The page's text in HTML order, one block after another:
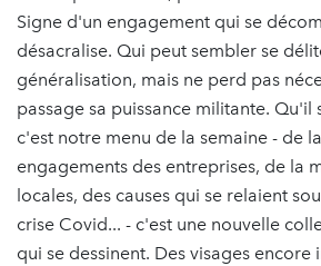
Signe d'un engagement qui se
désacralise. Qui peut sembler se
généralisation, mais ne perd pas
passage sa puissance militante. Qu'il
c'est notre menu de la semaine - de
engagements des entreprises, de la
locales, des causes qui se relaient
crise Covid... - c'est une nouvelle
qui se dessinent. Des visages encore